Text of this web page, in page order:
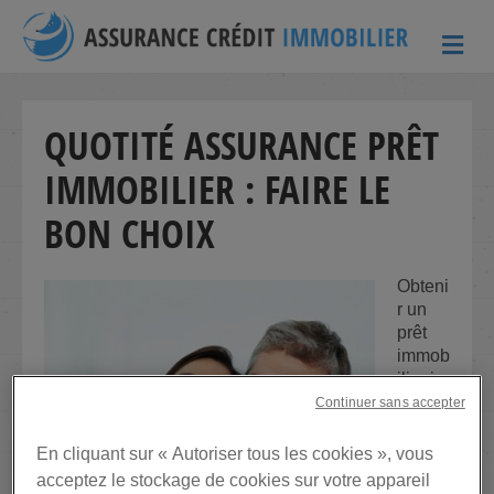
QUOTITÉ ASSURANCE PRÊT
IMMOBILIER : FAIRE LE
BON CHOIX
Obteni
r un
prêt
immob
ilier im
plique
atique
ment
En cliquant sur « Autoriser tous les cookies », vous
acceptez le stockage de cookies sur votre appareil
Continuer sans accepter